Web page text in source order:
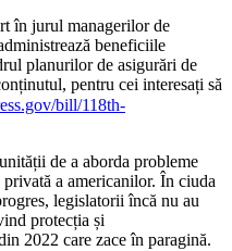
în jurul managerilor de
beneficiile
planurilor de asigurări de
pentru cei interesați să
bill/118th-
de a aborda probleme
a americanilor. În ciuda
legislatorii încă nu au
protecția și
2022 care zace în paragină.